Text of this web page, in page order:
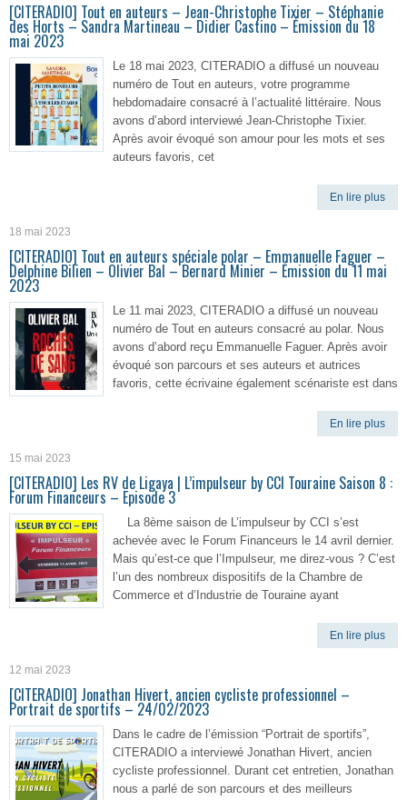
[CITERADIO] Tout en auteurs – Jean-Christophe Tixier – Stéphanie
des Horts – Sandra Martineau – Didier Castino – Émission du 18
mai 2023
Le 18 mai 2023, CITERADIO a diffusé un nouveau
numéro de Tout en auteurs, votre programme
hebdomadaire consacré à l’actualité littéraire. Nous
avons d’abord interviewé Jean-Christophe Tixier.
Après avoir évoqué son amour pour les mots et ses
auteurs favoris, cet
En lire plus
18 mai 2023
[CITERADIO] Tout en auteurs spéciale polar – Emmanuelle Faguer –
Delphine Bilien – Olivier Bal – Bernard Minier – Émission du 11 mai
2023
Le 11 mai 2023, CITERADIO a diffusé un nouveau
numéro de Tout en auteurs consacré au polar. Nous
avons d’abord reçu Emmanuelle Faguer. Après avoir
évoqué son parcours et ses auteurs et autrices
favoris, cette écrivaine également scénariste est dans
En lire plus
15 mai 2023
[CITERADIO] Les RV de Ligaya | L’impulseur by CCI Touraine Saison 8 :
Forum Financeurs – Episode 3
La 8ème saison de L’impulseur by CCI s’est
achevée avec le Forum Financeurs le 14 avril dernier.
Mais qu’est-ce que l’Impulseur, me direz-vous ? C’est
l’un des nombreux dispositifs de la Chambre de
Commerce et d’Industrie de Touraine ayant
En lire plus
12 mai 2023
[CITERADIO] Jonathan Hivert, ancien cycliste professionnel –
Portrait de sportifs – 24/02/2023
Dans le cadre de l’émission “Portrait de sportifs”,
CITERADIO a interviewé Jonathan Hivert, ancien
cycliste professionnel. Durant cet entretien, Jonathan
nous a parlé de son parcours et des meilleurs